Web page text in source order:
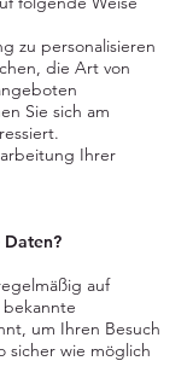
zu personalisieren
die Art von
Sie sich am
Ihrer
Daten?
auf
um Ihren Besuch
sicher wie möglich